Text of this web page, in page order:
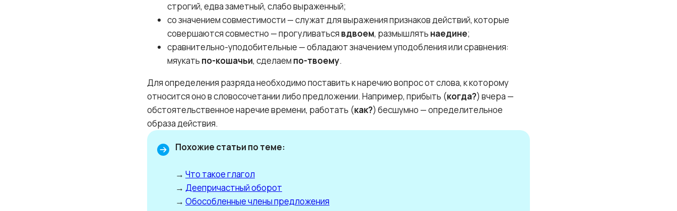
строгий, едва заметный, слабо выраженный;
со значением совместимости — служат для выражения признаков действий, которые
совершаются совместно — прогуливаться вдвоем, размышлять наедине;
сравнительно-уподобительные — обладают значением уподобления или сравнения:
мяукать по-кошачьи, сделаем по-твоему.
Для определения разряда необходимо поставить к наречию вопрос от слова, к которому
относится оно в словосочетании либо предложении. Например, прибыть (когда?) вчера —
обстоятельственное наречие времени, работать (как?) бесшумно — определительное
образа действия.
Похожие статьи по теме:
→ Что такое глагол
→ Деепричастный оборот
→ Обособленные члены предложения